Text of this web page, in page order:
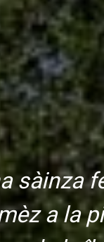
sàinza
a la